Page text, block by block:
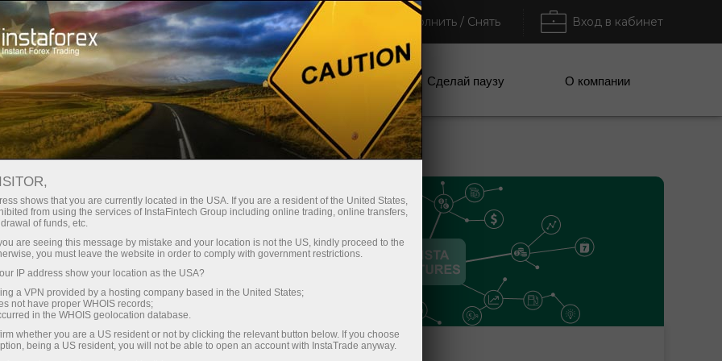
открытие счета Торговая платформа Пополнить / Снять Вход в кабинет
Начинающим Партнерам Сервисы компании Сделай паузу О компании
прибыль. Для открытия сделок
shows that you are currently located in the USA. If you are a resident of the United States,
from using the services of InstaFintech Group including online trading, online transfers,
of funds, etc.
are seeing this message by mistake and your location is not the US, kindly proceed to the
you must leave the website in order to comply with government restrictions.
IP address show your location as the USA?
a VPN provided by a hosting company based in the United States;
not have proper WHOIS records;
in the WHOIS geolocation database.
whether you are a US resident or not by clicking the relevant button below. If you choose
being a US resident, you will not be able to open an account with InstaTrade anyway.